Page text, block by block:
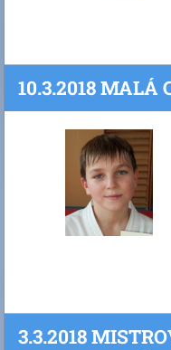
10.3.2018 MALÁ
3.3.2018